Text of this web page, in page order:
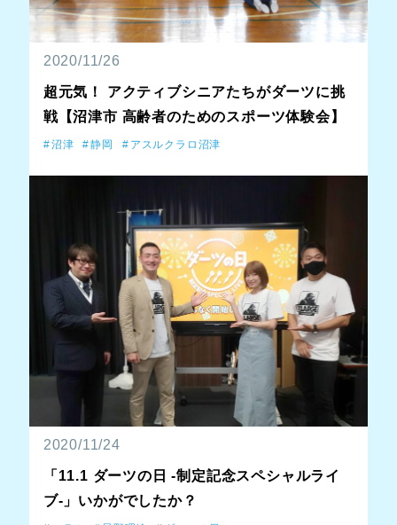
2020/11/26
超元気！ アクティブシニアたちがダーツに挑
戦【沼津市 高齢者のためのスポーツ体験会】
沼津 静岡 アスルクラロ沼津
2020/11/24
「11.1 ダーツの日 -制定記念スペシャルライ
ブ-」いかがでしたか？